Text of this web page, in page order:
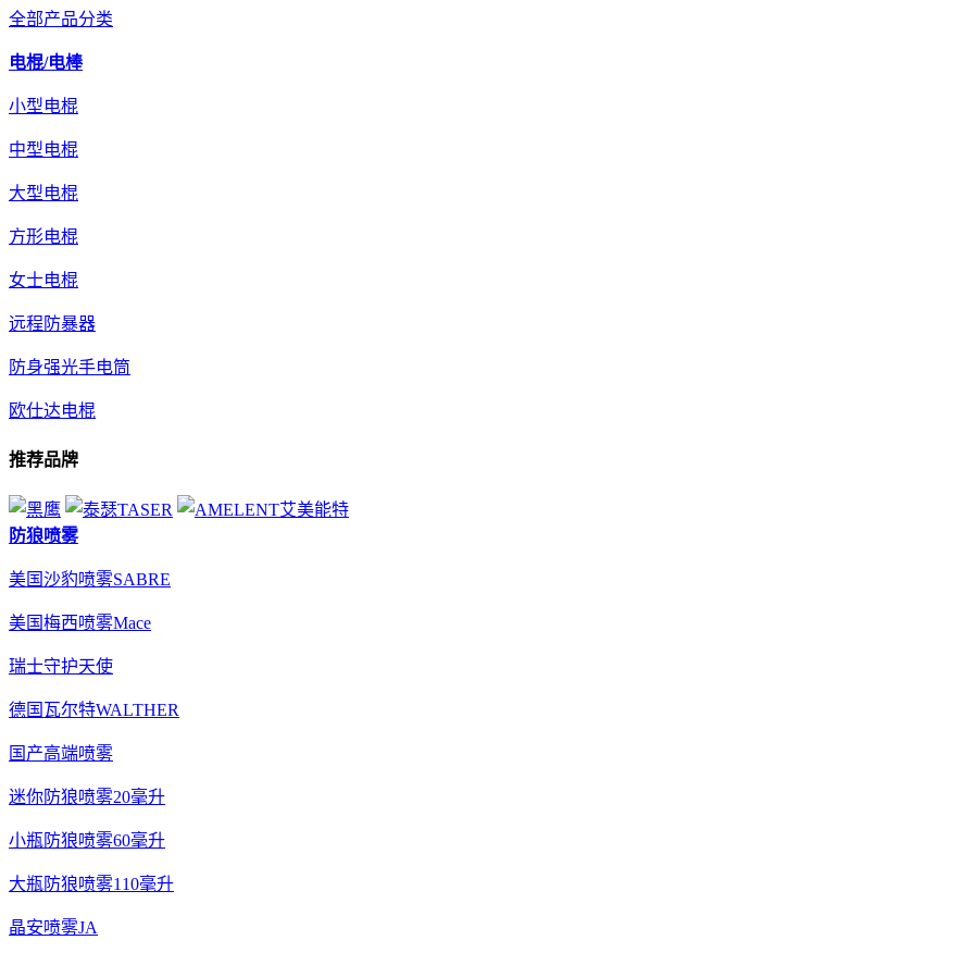
全部产品分类
电棍/电棒
小型电棍
中型电棍
大型电棍
方形电棍
女士电棍
远程防暴器
防身强光手电筒
欧仕达电棍
推荐品牌
防狼喷雾
美国沙豹喷雾SABRE
美国梅西喷雾Mace
瑞士守护天使
德国瓦尔特WALTHER
国产高端喷雾
迷你防狼喷雾20毫升
小瓶防狼喷雾60毫升
大瓶防狼喷雾110毫升
晶安喷雾JA